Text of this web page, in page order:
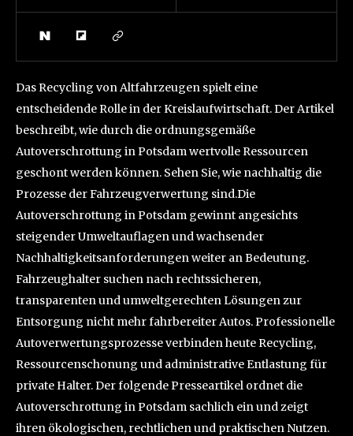
Das Recycling von Altfahrzeugen spielt eine
entscheidende Rolle in der Kreislaufwirtschaft. Der Artikel
beschreibt, wie durch die ordnungsgemäße
Autoverschrottung in Potsdam wertvolle Ressourcen
geschont werden können. Sehen Sie, wie nachhaltig die
Prozesse der Fahrzeugverwertung sind.Die
Autoverschrottung in Potsdam gewinnt angesichts
steigender Umweltauflagen und wachsender
Nachhaltigkeitsanforderungen weiter an Bedeutung.
Fahrzeughalter suchen nach rechtssicheren,
transparenten und umweltgerechten Lösungen zur
Entsorgung nicht mehr fahrbereiter Autos. Professionelle
Autoverwertungsprozesse verbinden heute Recycling,
Ressourcenschonung und administrative Entlastung für
private Halter. Der folgende Presseartikel ordnet die
Autoverschrottung in Potsdam sachlich ein und zeigt
ihren ökologischen, rechtlichen und praktischen Nutzen.